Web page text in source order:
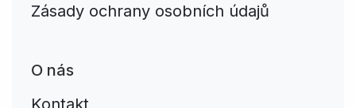
Zásady ochrany osobních údajů
O nás